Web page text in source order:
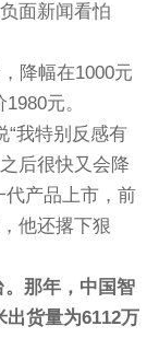
面新闻看怕
降幅在1000元
元。
“我特别反感有
后很快又会降
代产品上市，前
他还撂下狠
。那年，中国智
出货量为6112万